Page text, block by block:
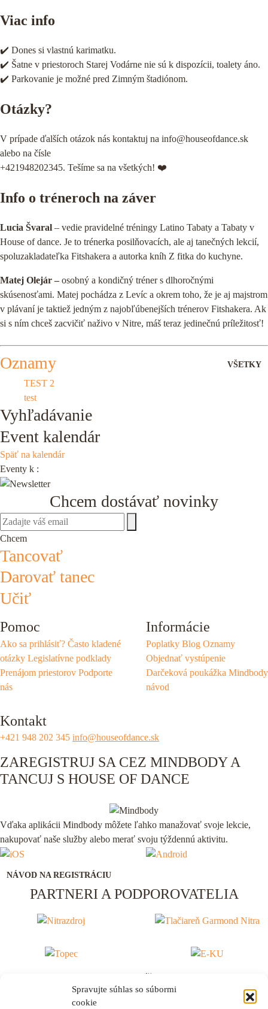
Spravujte súhlas so súbormi
cookie
Viac info
✔️ Dones si vlastnú karimatku.
✔️ Šatne v priestoroch Starej Vodárne nie sú k dispozícii, toalety áno.
✔️ Parkovanie je možné pred Zimným štadiónom.
Otázky?
V prípade ďalších otázok nás kontaktuj na info@houseofdance.sk
alebo na čísle
+421948202345. Tešíme sa na všetkých! ❤️
Info o tréneroch na záver
Lucia Švaral – vedie pravidelné tréningy Latino Tabaty a Tabaty v
House of dance. Je to trénerka posilňovacích, ale aj tanečných lekcií,
spoluzakladateľka Fitshakera a autorka kníh Z fitka do kuchyne.
Matej Olejár –osobný a kondičný tréner s dlhoročnými
skúsenosťami. Matej pochádza z Levíc a okrem toho, že je aj majstrom
v plávaní je taktiež jedným z najobľúbenejších trénerov Fitshakera. Ak
si s ním chceš zacvičiť naživo v Nitre, máš teraz jedinečnú príležitosť!
Oznamy VŠETKY
TEST 2
test
Vyhľadávanie
Event kalendár
Späť na kalendár
Eventy k :
Chcem dostávať novinky
Chcem
Tancovať
Darovať tanec
Učiť
Pomoc
Ako sa prihlásiť? Často kladené
otázky Legislatívne podklady
Prenájom priestorov Podporte
nás
Informácie
Poplatky Blog Oznamy
Objednať vystúpenie
Darčeková poukážka Mindbody
návod
Kontakt
+421 948 202 345 info@houseofdance.sk
ZAREGISTRUJ SA CEZ MINDBODY A
TANCUJ S HOUSE OF DANCE
Vďaka aplikácii Mindbody môžete ľahko manažovať svoje lekcie,
nakupovať naše služby alebo merať svoju týždennú aktivitu.
NÁVOD NA REGISTRÁCIU
PARTNERI A PODPOROVATELIA
House of dance by Tomáš Surovec © 2026
Strategy & Design by: Juraj Molnár